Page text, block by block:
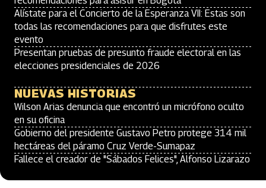
Alístate para el Concierto de la Esperanza VII: Estas son
todas las recomendaciones para que disfrutes este
evento
Presentan pruebas de presunto fraude electoral en las
elecciones presidenciales de 2026
NUEVAS HISTORIAS
Wilson Arias denuncia que encontró un micrófono oculto
en su oficina
Gobierno del presidente Gustavo Petro protege 314 mil
hectáreas del páramo Cruz Verde-Sumapaz
Fallece el creador de "Sábados Felices", Alfonso Lizarazo